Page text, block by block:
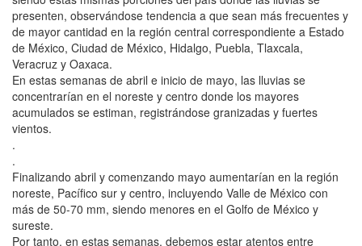
presenten, observándose tendencia a que sean más frecuentes y
de mayor cantidad en la región central correspondiente a Estado
de México, Ciudad de México, Hidalgo, Puebla, Tlaxcala,
Veracruz y Oaxaca.
En estas semanas de abril e inicio de mayo, las lluvias se
concentrarían en el noreste y centro donde los mayores
acumulados se estiman, registrándose granizadas y fuertes
vientos.
.
.
Finalizando abril y comenzando mayo aumentarían en la región
noreste, Pacífico sur y centro, incluyendo Valle de México con
más de 50-70 mm, siendo menores en el Golfo de México y
sureste.
Por tanto, en estas semanas, debemos estar atentos entre